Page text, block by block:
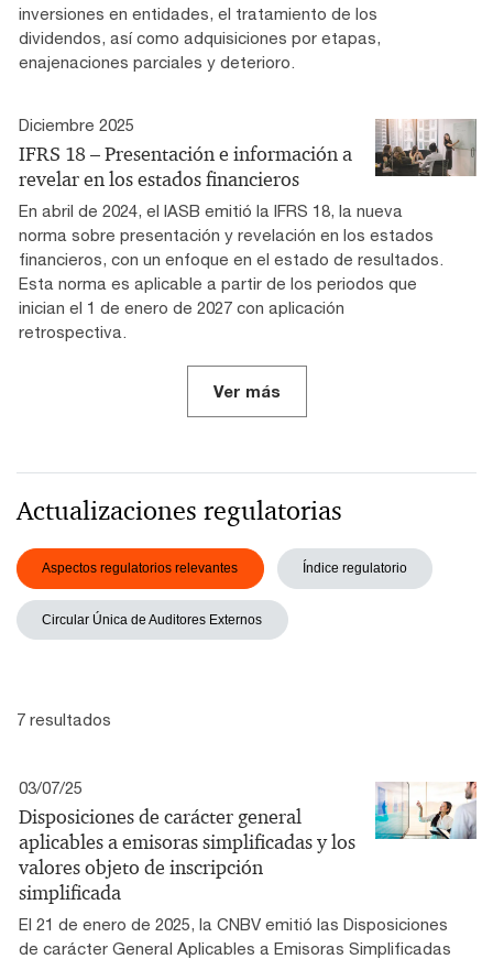
inversiones en entidades, el tratamiento de los
dividendos, así como adquisiciones por etapas,
enajenaciones parciales y deterioro.
Diciembre 2025
IFRS 18 – Presentación e información a
revelar en los estados financieros
En abril de 2024, el IASB emitió la IFRS 18, la nueva
norma sobre presentación y revelación en los estados
financieros, con un enfoque en el estado de resultados.
Esta norma es aplicable a partir de los periodos que
inician el 1 de enero de 2027 con aplicación
retrospectiva.
Ver más
Actualizaciones regulatorias
Aspectos regulatorios relevantes Índice regulatorio
Circular Única de Auditores Externos
7 resultados
03/07/25
Disposiciones de carácter general
aplicables a emisoras simplificadas y los
valores objeto de inscripción
simplificada
El 21 de enero de 2025, la CNBV emitió las Disposiciones
de carácter General Aplicables a Emisoras Simplificadas